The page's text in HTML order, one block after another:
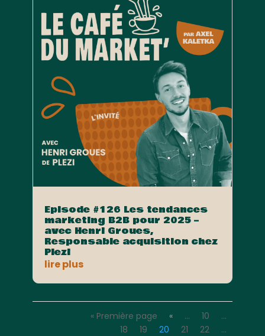
Episode #126 Les tendances
marketing B2B pour 2025 –
avec Henri Groues,
Responsable acquisition chez
Plezi
lire plus
« Première page « … 10
…
18
19 20 21 22
…